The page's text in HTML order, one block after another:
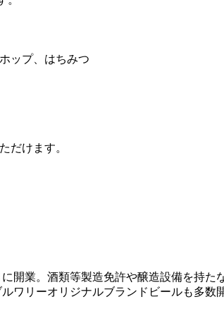
ップ、はちみつ
だけます。
業。酒類等製造免許や醸造設備を持た
ワリーオリジナルブランドビールも多